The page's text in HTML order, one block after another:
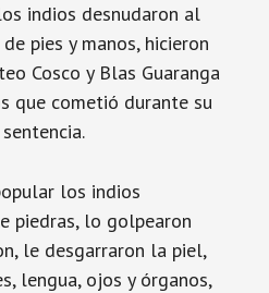
indios desnudaron al
pies y manos, hicieron
Cosco y Blas Guaranga
que cometió durante su
los indios
piedras, lo golpearon
le desgarraron la piel,
lengua, ojos y órganos,